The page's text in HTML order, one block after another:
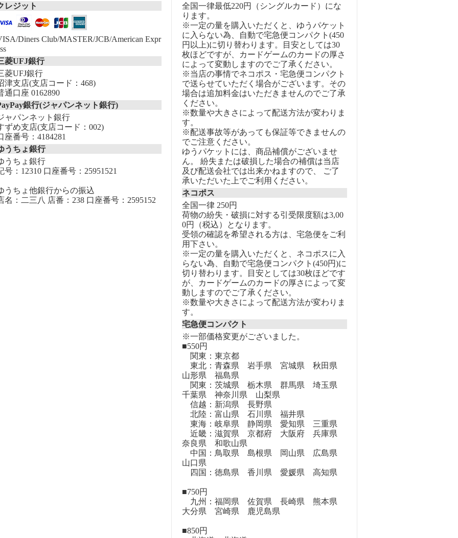
レジット
Diners Club/MASTER/JCB/American Expr
菱UFJ銀行
菱UFJ銀行
津支店(支店コード：468)
通口座 0162890
銀行(ジャパンネット銀行)
ャパンネット銀行
ずめ支店(支店コード：002)
座番号：4184281
うちょ銀行
うちょ銀行
号：12310 口座番号：25951521
うちょ他銀行からの振込
名：二三八 店番：238 口座番号：2595152
全国一律最低220円（シングルカード）にな
ります。
※一定の量を購入いただくと、ゆうパケット
に入らない為、自動で宅急便コンパクト(450
円以上)に切り替わります。目安としては30
枚ほどですが、カードゲームのカードの厚さ
によって変動しますのでご了承ください。
※当店の事情でネコポス・宅急便コンパクト
で送らせていただく場合がございます。その
場合は追加料金はいただきませんのでご了承
ください。
※数量や大きさによって配送方法が変わりま
す。
※配送事故等があっても保証等できませんの
でご注意ください。
ゆうパケットには、商品補償がございませ
ん。 紛失または破損した場合の補償は当店
及び配送会社では出来かねますので、 ご了
承いただいた上でご利用ください。
ネコポス
全国一律 250円
荷物の紛失・破損に対する引受限度額は3,00
0円（税込）となります。
受領の確認を希望される方は、宅急便をご利
用下さい。
※一定の量を購入いただくと、ネコポスに入
らない為、自動で宅急便コンパクト(450円)に
切り替わります。目安としては30枚ほどです
が、カードゲームのカードの厚さによって変
動しますのでご了承ください。
※数量や大きさによって配送方法が変わりま
す。
宅急便コンパクト
※一部価格変更がございました。
■550円
関東：東京都
東北：青森県 岩手県 宮城県 秋田県
山形県 福島県
関東：茨城県 栃木県 群馬県 埼玉県
千葉県 神奈川県 山梨県
信越：新潟県 長野県
北陸：富山県 石川県 福井県
東海：岐阜県 静岡県 愛知県 三重県
近畿：滋賀県 京都府 大阪府 兵庫県
奈良県 和歌山県
中国：鳥取県 島根県 岡山県 広島県
山口県
四国：徳島県 香川県 愛媛県 高知県
■750円
九州：福岡県 佐賀県 長崎県 熊本県
大分県 宮崎県 鹿児島県
■850円